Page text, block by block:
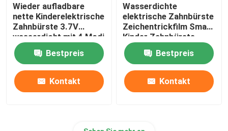
Wieder aufladbare
nette Kinderelektrische
Zahnbürste 3.7V
wasserdicht mit 4 Modi
Bestpreis
Kontakt
Wasserdichte
elektrische Zahnbürste
Zeichentrickfilm Smart
Kinder Zahnbürste
Automatische
ZahnbürsteBestpreis
Kontakt